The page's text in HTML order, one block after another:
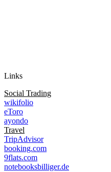
Links
Social Trading
wikifolio
eToro
ayondo
Travel
TripAdvisor
booking.com
9flats.com
notebooksbilliger.de